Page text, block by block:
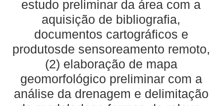
estudo preliminar da área com a
aquisição de bibliografia,
documentos cartográficos e
produtosde sensoreamento remoto,
(2) elaboração de mapa
geomorfológico preliminar com a
análise da drenagem e delimitação